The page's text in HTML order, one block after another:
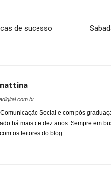
de sucesso
Social e com pós
há mais de dez anos. Sempre em
os leitores do blog.